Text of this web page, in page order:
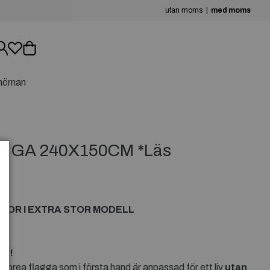
utan moms med moms
240X150CM *Läs
I EXTRA STOR MODELL
flagga som i första hand är anpassad för ett liv utan